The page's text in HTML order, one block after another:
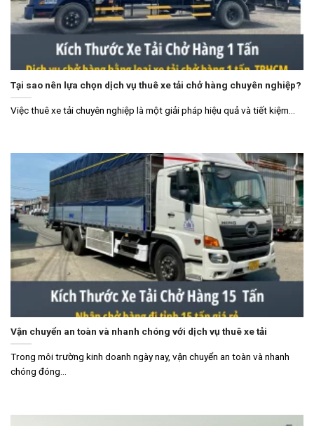
Tại sao nên lựa chọn dịch vụ thuê xe tải chở hàng chuyên nghiệp?
Việc thuê xe tải chuyên nghiệp là một giải pháp hiệu quả và tiết kiệm...
Vận chuyển an toàn và nhanh chóng với dịch vụ thuê xe tải
Trong môi trường kinh doanh ngày nay, vận chuyển an toàn và nhanh
chóng đóng...